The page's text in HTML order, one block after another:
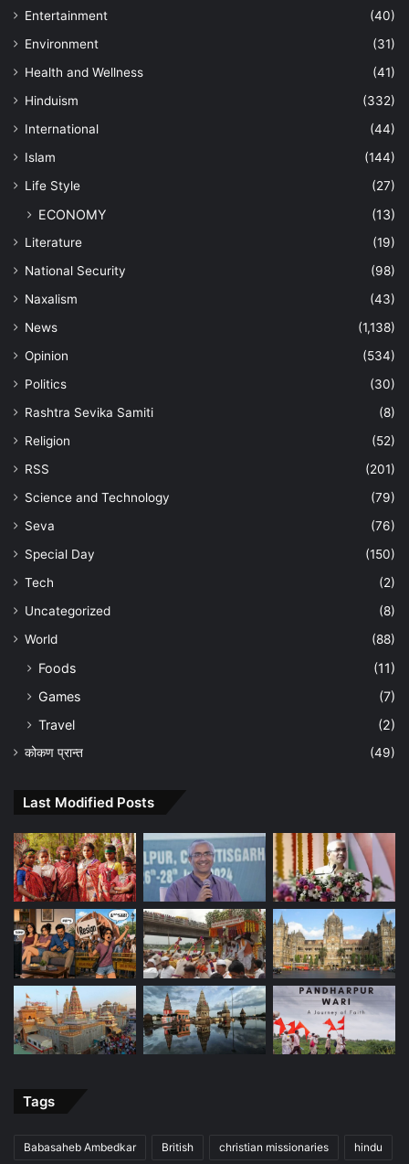
Entertainment
(40)
Environment
(31)
Health and Wellness
(41)
Hinduism
(332)
International
(44)
Islam
(144)
Life Style
(27)
ECONOMY (13)
Literature
(19)
National Security
(98)
Naxalism
(43)
News
(1,138)
Opinion
(534)
Politics
(30)
Rashtra Sevika Samiti
(8)
Religion
(52)
RSS
(201)
Science and Technology
(79)
Seva
(76)
Special Day
(150)
Tech
(2)
Uncategorized
(8)
World
(88)
Foods
(11)
Games
(7)
Travel
(2)
कोकण प्रान्त (49)
Last Modified Posts
Tags
Babasaheb Ambedkar British christian missionaries hindu